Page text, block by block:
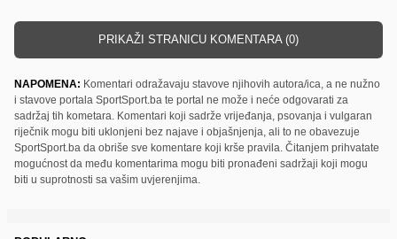
PRIKAŽI STRANICU KOMENTARA (0)
NAPOMENA: Komentari odražavaju stavove njihovih autora/ica, a ne nužno
i stavove portala SportSport.ba te portal ne može i neće odgovarati za
sadržaj tih kometara. Komentari koji sadrže vrijeđanja, psovanja i vulgaran
riječnik mogu biti uklonjeni bez najave i objašnjenja, ali to ne obavezuje
SportSport.ba da obriše sve komentare koji krše pravila. Čitanjem prihvatate
mogućnost da među komentarima mogu biti pronađeni sadržaji koji mogu
biti u suprotnosti sa vašim uvjerenjima.